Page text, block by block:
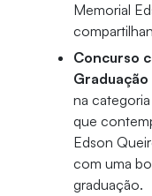
Memorial
Concurso
Graduação
na
que
Edson
com uma
graduação.